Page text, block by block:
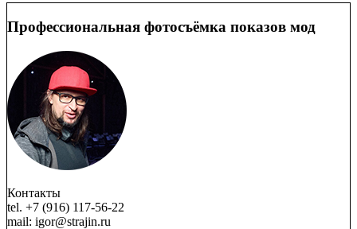
Профессиональная фотосъёмка показов мод
Контакты
tel. +7 (916) 117-56-22
mail: igor@strajin.ru